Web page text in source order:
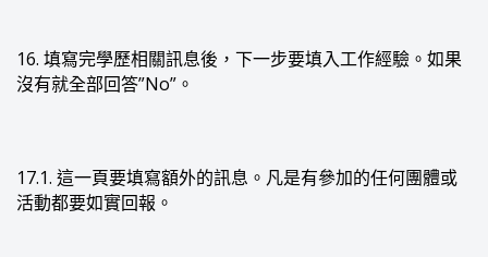
16. 填寫完學歷相關訊息後，下一步要填入工作經驗。如果
沒有就全部回答”No”。
17.1. 這一頁要填寫額外的訊息。凡是有參加的任何團體或
活動都要如實回報。